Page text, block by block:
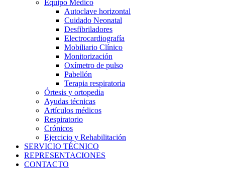
Equipo Médico
Autoclave horizontal
Cuidado Neonatal
Desfibriladores
Electrocardiografía
Mobiliario Clínico
Monitorización
Oxímetro de pulso
Pabellón
Terapia respiratoria
Órtesis y ortopedia
Ayudas técnicas
Artículos médicos
Respiratorio
Crónicos
Ejercicio y Rehabilitación
SERVICIO TÉCNICO
REPRESENTACIONES
CONTACTO